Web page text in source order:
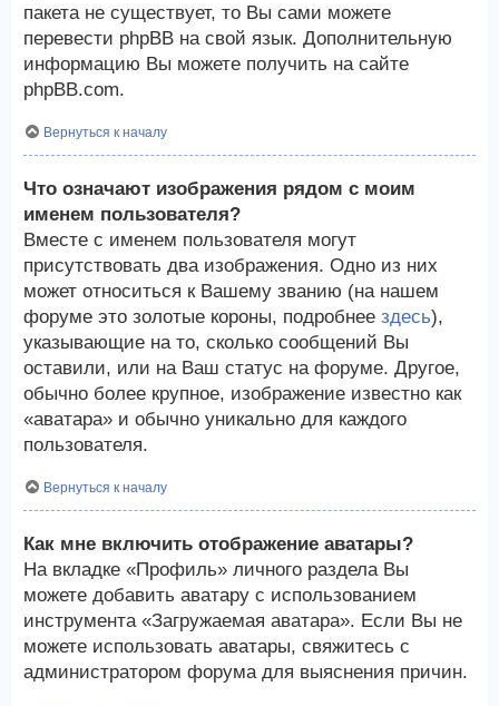
пакета не существует, то Вы сами можете
перевести phpBB на свой язык. Дополнительную
информацию Вы можете получить на сайте
phpBB.com.
Вернуться к началу
Что означают изображения рядом с моим
именем пользователя?
Вместе с именем пользователя могут
присутствовать два изображения. Одно из них
может относиться к Вашему званию (на нашем
форуме это золотые короны, подробнее здесь),
указывающие на то, сколько сообщений Вы
оставили, или на Ваш статус на форуме. Другое,
обычно более крупное, изображение известно как
«аватара» и обычно уникально для каждого
пользователя.
Вернуться к началу
Как мне включить отображение аватары?
На вкладке «Профиль» личного раздела Вы
можете добавить аватару с использованием
инструмента «Загружаемая аватара». Если Вы не
можете использовать аватары, свяжитесь с
администратором форума для выяснения причин.